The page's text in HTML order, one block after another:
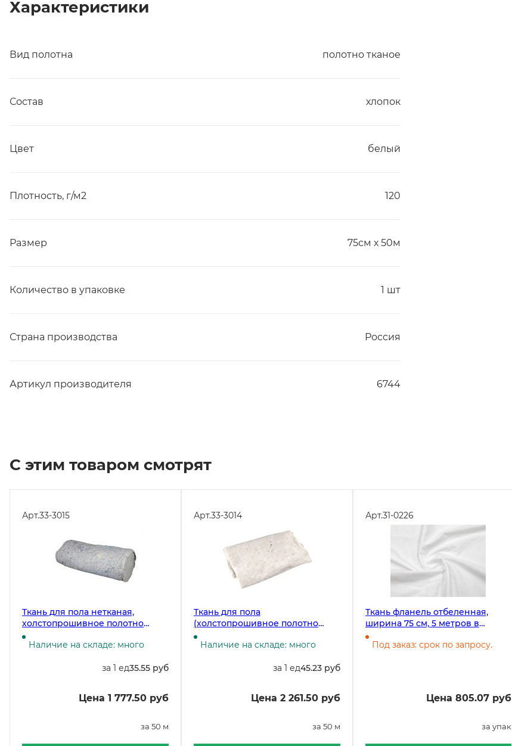
Характеристики
Вид полотна полотно тканое
Состав хлопок
Цвет белый
Плотность, г/м2 120
Размер 75см х 50м
Количество в упаковке 1 шт
Страна производства Россия
Артикул производителя 6744
С этим товаром смотрят
Арт.33-3015
Ткань для пола нетканая,
холстопрошивное полотно
серое, плотность 200 г/м2,
ширина 80 см, 50 м в рулоне
Наличие на складе: много
за 1 ед35.55 руб
Цена 1 777.50 руб
за 50 м
Арт.33-3014
Ткань для пола
(холстопрошивное полотно
белое), плотность 200 г/м2,
ширина 80 см, 50 м в рулоне
Наличие на складе: много
за 1 ед45.23 руб
Цена 2 261.50 руб
за 50 м
Арт.31-0226
Ткань фланель отбеленная,
ширина 75 см, 5 метров в
упаковке
Под заказ: срок по запросу.
Цена 805.07 руб
за упак